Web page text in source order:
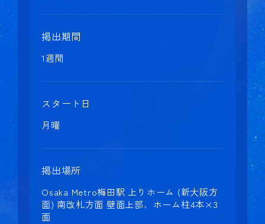
掲出期間
1週間
スタート日
月曜
掲出場所
Osaka Metro梅田駅 上りホーム (新大阪方
面) 南改札方面 壁面上部、ホーム柱4本×3
面